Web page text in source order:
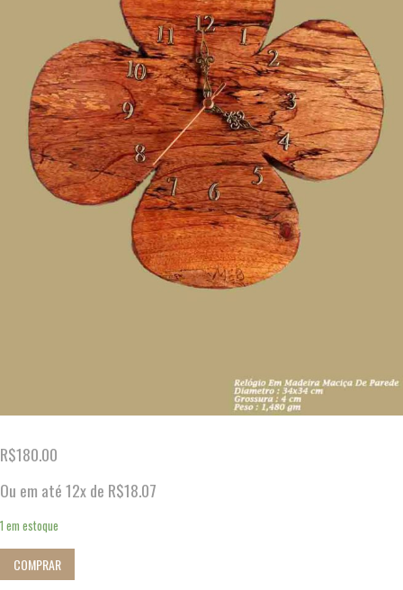
R$180.00
Ou em até 12x de R$18.07
1 em estoque
COMPRAR